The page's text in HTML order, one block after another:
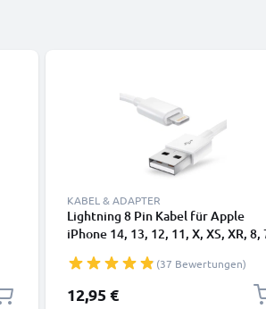
KABEL & ADAPTER
Lightning 8 Pin Kabel für Apple
iPhone 14, 13, 12, 11, X, XS, XR, 8,
Datenkabel für Smartphone
(37 Bewertungen)
12,95 €